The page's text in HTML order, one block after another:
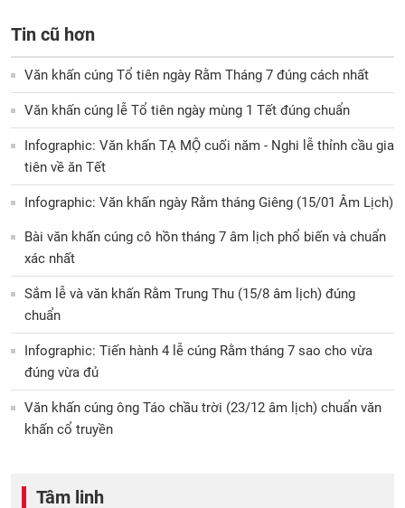
Tin cũ hơn
Văn khấn cúng Tổ tiên ngày Rằm Tháng 7 đúng cách nhất
Văn khấn cúng lễ Tổ tiên ngày mùng 1 Tết đúng chuẩn
Infographic: Văn khấn TẠ MỘ cuối năm - Nghi lễ thỉnh cầu gia
tiên về ăn Tết
Infographic: Văn khấn ngày Rằm tháng Giêng (15/01 Âm Lịch)
Bài văn khấn cúng cô hồn tháng 7 âm lịch phổ biến và chuẩn
xác nhất
Sắm lễ và văn khấn Rằm Trung Thu (15/8 âm lịch) đúng
chuẩn
Infographic: Tiến hành 4 lễ cúng Rằm tháng 7 sao cho vừa
đúng vừa đủ
Văn khấn cúng ông Táo chầu trời (23/12 âm lịch) chuẩn văn
khấn cổ truyền
Tâm linh